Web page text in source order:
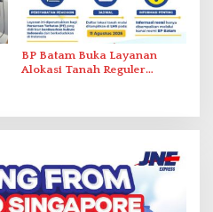
BP Batam Buka Layanan
Alokasi Tanah Reguler